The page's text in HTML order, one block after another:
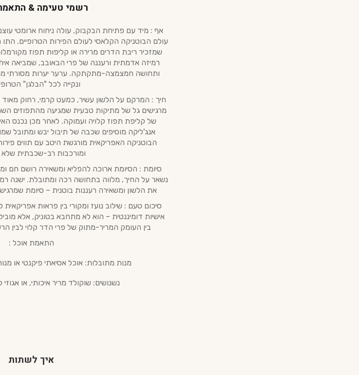
רשמי טעימה &
אף : מיד עם פתיחת הבקבוק, עולה ניחוח ארומטי
עולם הבוטניקה הקלאסי לעולם הפירות הטרופיים. התו
שמזכיר ריבת הדרים מרירה או קליפות תפוז
רמיזה אדמתית ורעננה של פרי הבאובב, שמביאה
ותחושה חמצמצה-מתקתקה. ערער יערות מסורתי
ונקייה לכל "הבלגן"
חיך : המרקם על הלשון עשיר, כמעט קרמי, רחוק מאוד
מרגישים גל של מתיקות טבעית שמגיעה מהתפוזים
של קליפת תפוז קלויה ועמוקה. לאחר מכן נכנס
אנג'ליקה מוסיפים שכבה של תיבול יבש ומתובל
הבוטניקה האפריקאית מורגשת היטב עם תווים
ומורכבות רב-שכבתית
סיומת : הסיומת ארוכה להפליא ומשאירה רושם
נשאר על החיך, מלווה בתחושה רכה ומתובלת. ישנה
את הלשון ומשאירה רעננות בוטנית – סיומת
סיכום טעם : שילוב נועז ומקורי בין פראות אפריקאית
אישיות דומיננטית – הוא לא מתחבא בטוניק, אלא
בין העומק המריר-מתוק של פרי הדר קלוי לבין
התאמת אוכל :
מנות מתובלות: אוכל אסיאתי פיקנטי או
נשנושים: שוקולד מריר איכותי, או אגוזי
איך לשתות